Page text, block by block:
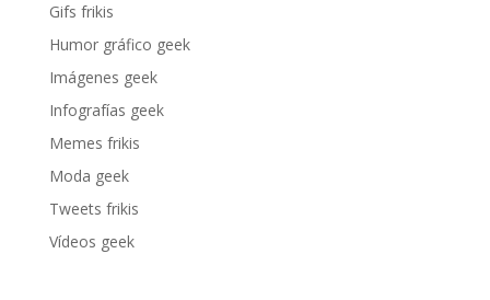
Gifs frikis
Humor gráfico geek
Imágenes geek
Infografías geek
Memes frikis
Moda geek
Tweets frikis
Vídeos geek